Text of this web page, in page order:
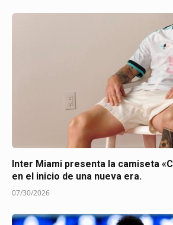
Inter Miami presenta la camiseta
en el inicio de una nueva era.
07/30/2026